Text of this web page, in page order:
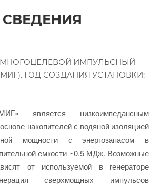
ИМПУЛЬСНЫЙ
ГОД СОЗДАНИЯ УСТАНОВКИ:
является низкоимпедансным
накопителей с водяной изоляцией
мощности с энергозапасом в
емкости ~0.5 МДж. Возможные
от используемой в генераторе
сверхмощных импульсов